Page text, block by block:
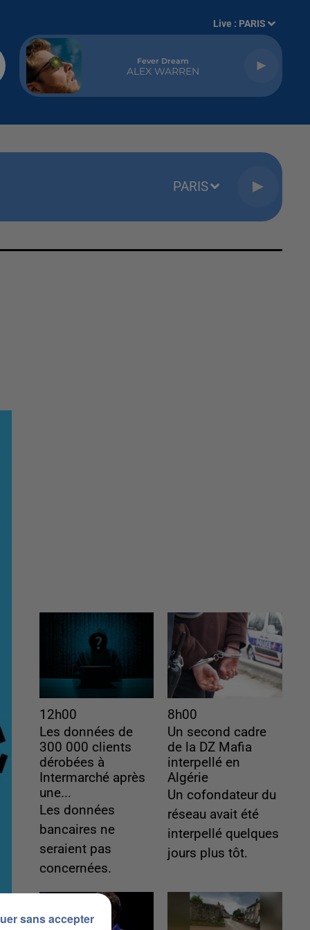
Live : PARIS
Fever Dream
ALEX WARREN
PARIS
12h00
Les données de
300 000 clients
dérobées à
Intermarché après
une...
Les données
bancaires ne
seraient pas
concernées.
8h00
Un second cadre
de la DZ Mafia
interpellé en
Algérie
Un cofondateur du
réseau avait été
interpellé quelques
jours plus tôt.
sans accepter